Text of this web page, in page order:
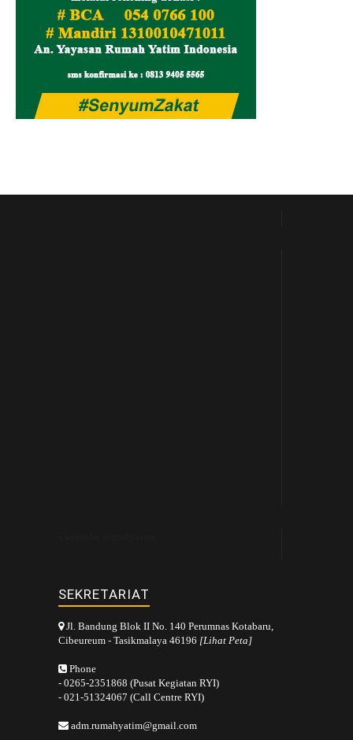
SEKRETARIAT
Jl. Bandung Blok II No. 140 Perumnas Kotabaru,
Cibeureum - Tasikmalaya 46196 [Lihat Peta]
Phone
- 0265-2351868 (Pusat Kegiatan RYI)
- 021-51324067 (Call Centre RYI)
adm.rumahyatim@gmail.com